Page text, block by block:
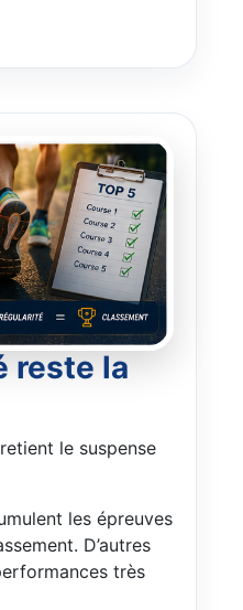
reste la
le suspense
les épreuves
D’autres
très